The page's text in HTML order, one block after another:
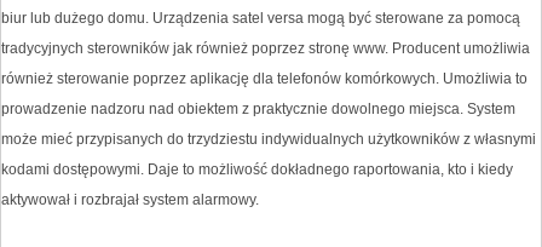
biur lub dużego domu. Urządzenia satel versa mogą być sterowane za pomocą
tradycyjnych sterowników jak również poprzez stronę www. Producent umożliwia
również sterowanie poprzez aplikację dla telefonów komórkowych. Umożliwia to
prowadzenie nadzoru nad obiektem z praktycznie dowolnego miejsca. System
może mieć przypisanych do trzydziestu indywidualnych użytkowników z własnymi
kodami dostępowymi. Daje to możliwość dokładnego raportowania, kto i kiedy
aktywował i rozbrajał system alarmowy.